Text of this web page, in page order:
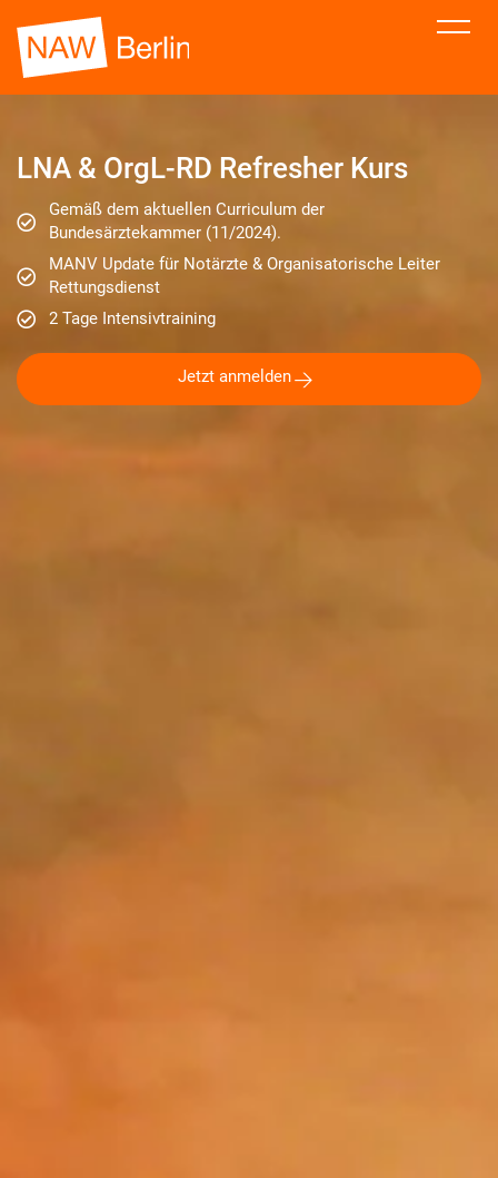
LNA & OrgL-RD Refresher Kurs
Gemäß dem aktuellen Curriculum der
Bundesärztekammer (11/2024).
MANV Update für Notärzte & Organisatorische Leiter
Rettungsdienst
2 Tage Intensivtraining
Jetzt anmelden